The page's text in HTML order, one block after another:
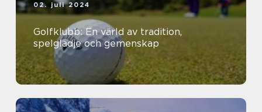
02. juli 2024
Golfklubb: En värld av tradition,
spelglädje och gemenskap